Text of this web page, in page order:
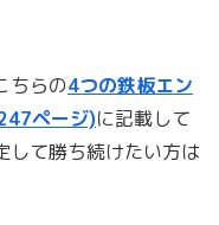
ちらの4つの鉄板エン
ページ)に記載して
して勝ち続けたい方は